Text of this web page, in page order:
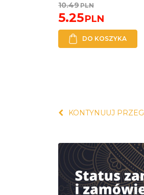
10.49PLN
5.25PLN
DO KOSZYKA
KONTYNUUJ